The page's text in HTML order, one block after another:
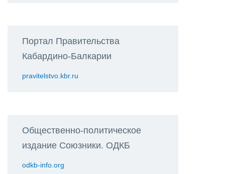
Портал Правительства
Кабардино-Балкарии
pravitelstvo.kbr.ru
Общественно-политическое
издание Союзники. ОДКБ
odkb-info.org